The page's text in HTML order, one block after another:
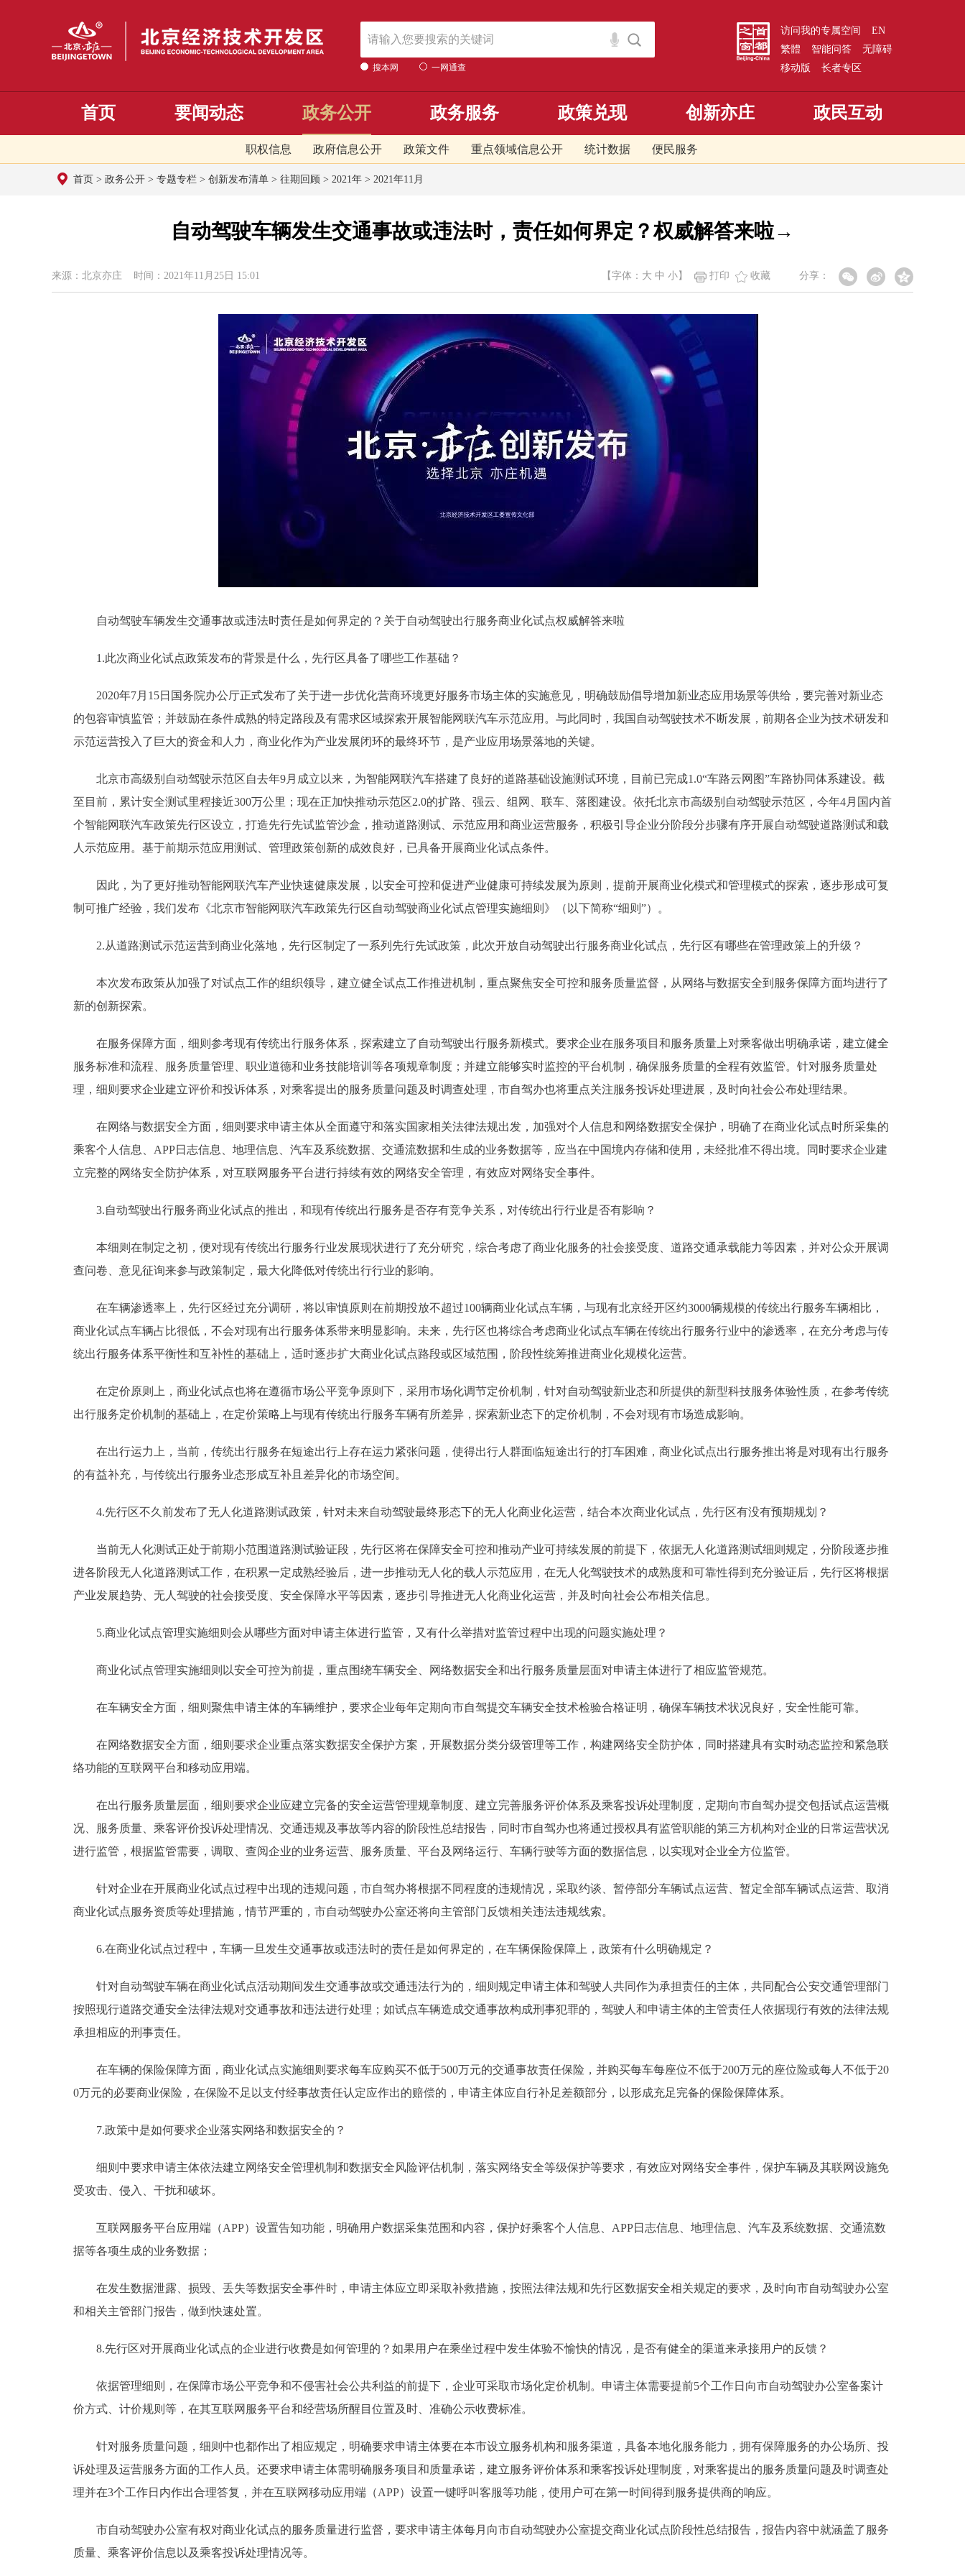
搜本网 一网通查
访问我的专属空间
EN
繁體
智能问答
无障碍
移动版
长者专区
首页 要闻动态 政务公开
职权信息 政府信息公开 政策文件 重点领域信息公开 统计数据 便民服务
政务服务 政策兑现 创新亦庄 政民互动
首页 > 政务公开 > 专题专栏 > 创新发布清单 > 往期回顾 > 2021年 > 2021年11月
自动驾驶车辆发生交通事故或违法时，责任如何界定？权威解答来啦→
来源：北京亦庄 时间：2021年11月25日 15:01 分享：
【字体： 大 中 小 】 打印 收藏
自动驾驶车辆发生交通事故或违法时责任是如何界定的？关于自动驾驶出行服务商业化试点权威解答来啦
1.此次商业化试点政策发布的背景是什么，先行区具备了哪些工作基础？
2020年7月15日国务院办公厅正式发布了关于进一步优化营商环境更好服务市场主体的实施意见，明确鼓励倡导增加新业态应用场景等供给，要完善对新业态
的包容审慎监管；并鼓励在条件成熟的特定路段及有需求区域探索开展智能网联汽车示范应用。与此同时，我国自动驾驶技术不断发展，前期各企业为技术研发和
示范运营投入了巨大的资金和人力，商业化作为产业发展闭环的最终环节，是产业应用场景落地的关键。
北京市高级别自动驾驶示范区自去年9月成立以来，为智能网联汽车搭建了良好的道路基础设施测试环境，目前已完成1.0“车路云网图”车路协同体系建设。截
至目前，累计安全测试里程接近300万公里；现在正加快推动示范区2.0的扩路、强云、组网、联车、落图建设。依托北京市高级别自动驾驶示范区，今年4月国内首
个智能网联汽车政策先行区设立，打造先行先试监管沙盒，推动道路测试、示范应用和商业运营服务，积极引导企业分阶段分步骤有序开展自动驾驶道路测试和载
人示范应用。基于前期示范应用测试、管理政策创新的成效良好，已具备开展商业化试点条件。
因此，为了更好推动智能网联汽车产业快速健康发展，以安全可控和促进产业健康可持续发展为原则，提前开展商业化模式和管理模式的探索，逐步形成可复
制可推广经验，我们发布《北京市智能网联汽车政策先行区自动驾驶商业化试点管理实施细则》（以下简称“细则”）。
2.从道路测试示范运营到商业化落地，先行区制定了一系列先行先试政策，此次开放自动驾驶出行服务商业化试点，先行区有哪些在管理政策上的升级？
本次发布政策从加强了对试点工作的组织领导，建立健全试点工作推进机制，重点聚焦安全可控和服务质量监督，从网络与数据安全到服务保障方面均进行了
新的创新探索。
在服务保障方面，细则参考现有传统出行服务体系，探索建立了自动驾驶出行服务新模式。要求企业在服务项目和服务质量上对乘客做出明确承诺，建立健全
服务标准和流程、服务质量管理、职业道德和业务技能培训等各项规章制度；并建立能够实时监控的平台机制，确保服务质量的全程有效监管。针对服务质量处
理，细则要求企业建立评价和投诉体系，对乘客提出的服务质量问题及时调查处理，市自驾办也将重点关注服务投诉处理进展，及时向社会公布处理结果。
在网络与数据安全方面，细则要求申请主体从全面遵守和落实国家相关法律法规出发，加强对个人信息和网络数据安全保护，明确了在商业化试点时所采集的
乘客个人信息、APP日志信息、地理信息、汽车及系统数据、交通流数据和生成的业务数据等，应当在中国境内存储和使用，未经批准不得出境。同时要求企业建
立完整的网络安全防护体系，对互联网服务平台进行持续有效的网络安全管理，有效应对网络安全事件。
3.自动驾驶出行服务商业化试点的推出，和现有传统出行服务是否存有竞争关系，对传统出行行业是否有影响？
本细则在制定之初，便对现有传统出行服务行业发展现状进行了充分研究，综合考虑了商业化服务的社会接受度、道路交通承载能力等因素，并对公众开展调
查问卷、意见征询来参与政策制定，最大化降低对传统出行行业的影响。
在车辆渗透率上，先行区经过充分调研，将以审慎原则在前期投放不超过100辆商业化试点车辆，与现有北京经开区约3000辆规模的传统出行服务车辆相比，
商业化试点车辆占比很低，不会对现有出行服务体系带来明显影响。未来，先行区也将综合考虑商业化试点车辆在传统出行服务行业中的渗透率，在充分考虑与传
统出行服务体系平衡性和互补性的基础上，适时逐步扩大商业化试点路段或区域范围，阶段性统筹推进商业化规模化运营。
在定价原则上，商业化试点也将在遵循市场公平竞争原则下，采用市场化调节定价机制，针对自动驾驶新业态和所提供的新型科技服务体验性质，在参考传统
出行服务定价机制的基础上，在定价策略上与现有传统出行服务车辆有所差异，探索新业态下的定价机制，不会对现有市场造成影响。
在出行运力上，当前，传统出行服务在短途出行上存在运力紧张问题，使得出行人群面临短途出行的打车困难，商业化试点出行服务推出将是对现有出行服务
的有益补充，与传统出行服务业态形成互补且差异化的市场空间。
4.先行区不久前发布了无人化道路测试政策，针对未来自动驾驶最终形态下的无人化商业化运营，结合本次商业化试点，先行区有没有预期规划？
当前无人化测试正处于前期小范围道路测试验证段，先行区将在保障安全可控和推动产业可持续发展的前提下，依据无人化道路测试细则规定，分阶段逐步推
进各阶段无人化道路测试工作，在积累一定成熟经验后，进一步推动无人化的载人示范应用，在无人化驾驶技术的成熟度和可靠性得到充分验证后，先行区将根据
产业发展趋势、无人驾驶的社会接受度、安全保障水平等因素，逐步引导推进无人化商业化运营，并及时向社会公布相关信息。
5.商业化试点管理实施细则会从哪些方面对申请主体进行监管，又有什么举措对监管过程中出现的问题实施处理？
商业化试点管理实施细则以安全可控为前提，重点围绕车辆安全、网络数据安全和出行服务质量层面对申请主体进行了相应监管规范。
在车辆安全方面，细则聚焦申请主体的车辆维护，要求企业每年定期向市自驾提交车辆安全技术检验合格证明，确保车辆技术状况良好，安全性能可靠。
在网络数据安全方面，细则要求企业重点落实数据安全保护方案，开展数据分类分级管理等工作，构建网络安全防护体，同时搭建具有实时动态监控和紧急联
络功能的互联网平台和移动应用端。
在出行服务质量层面，细则要求企业应建立完备的安全运营管理规章制度、建立完善服务评价体系及乘客投诉处理制度，定期向市自驾办提交包括试点运营概
况、服务质量、乘客评价投诉处理情况、交通违规及事故等内容的阶段性总结报告，同时市自驾办也将通过授权具有监管职能的第三方机构对企业的日常运营状况
进行监管，根据监管需要，调取、查阅企业的业务运营、服务质量、平台及网络运行、车辆行驶等方面的数据信息，以实现对企业全方位监管。
针对企业在开展商业化试点过程中出现的违规问题，市自驾办将根据不同程度的违规情况，采取约谈、暂停部分车辆试点运营、暂定全部车辆试点运营、取消
商业化试点服务资质等处理措施，情节严重的，市自动驾驶办公室还将向主管部门反馈相关违法违规线索。
6.在商业化试点过程中，车辆一旦发生交通事故或违法时的责任是如何界定的，在车辆保险保障上，政策有什么明确规定？
针对自动驾驶车辆在商业化试点活动期间发生交通事故或交通违法行为的，细则规定申请主体和驾驶人共同作为承担责任的主体，共同配合公安交通管理部门
按照现行道路交通安全法律法规对交通事故和违法进行处理；如试点车辆造成交通事故构成刑事犯罪的，驾驶人和申请主体的主管责任人依据现行有效的法律法规
承担相应的刑事责任。
在车辆的保险保障方面，商业化试点实施细则要求每车应购买不低于500万元的交通事故责任保险，并购买每车每座位不低于200万元的座位险或每人不低于20
0万元的必要商业保险，在保险不足以支付经事故责任认定应作出的赔偿的，申请主体应自行补足差额部分，以形成充足完备的保险保障体系。
7.政策中是如何要求企业落实网络和数据安全的？
细则中要求申请主体依法建立网络安全管理机制和数据安全风险评估机制，落实网络安全等级保护等要求，有效应对网络安全事件，保护车辆及其联网设施免
受攻击、侵入、干扰和破坏。
互联网服务平台应用端（APP）设置告知功能，明确用户数据采集范围和内容，保护好乘客个人信息、APP日志信息、地理信息、汽车及系统数据、交通流数
据等各项生成的业务数据；
在发生数据泄露、损毁、丢失等数据安全事件时，申请主体应立即采取补救措施，按照法律法规和先行区数据安全相关规定的要求，及时向市自动驾驶办公室
和相关主管部门报告，做到快速处置。
8.先行区对开展商业化试点的企业进行收费是如何管理的？如果用户在乘坐过程中发生体验不愉快的情况，是否有健全的渠道来承接用户的反馈？
依据管理细则，在保障市场公平竞争和不侵害社会公共利益的前提下，企业可采取市场化定价机制。申请主体需要提前5个工作日向市自动驾驶办公室备案计
价方式、计价规则等，在其互联网服务平台和经营场所醒目位置及时、准确公示收费标准。
针对服务质量问题，细则中也都作出了相应规定，明确要求申请主体要在本市设立服务机构和服务渠道，具备本地化服务能力，拥有保障服务的办公场所、投
诉处理及运营服务方面的工作人员。还要求申请主体需明确服务项目和质量承诺，建立服务评价体系和乘客投诉处理制度，对乘客提出的服务质量问题及时调查处
理并在3个工作日内作出合理答复，并在互联网移动应用端（APP）设置一键呼叫客服等功能，使用户可在第一时间得到服务提供商的响应。
市自动驾驶办公室有权对商业化试点的服务质量进行监督，要求申请主体每月向市自动驾驶办公室提交商业化试点阶段性总结报告，报告内容中就涵盖了服务
质量、乘客评价信息以及乘客投诉处理情况等。